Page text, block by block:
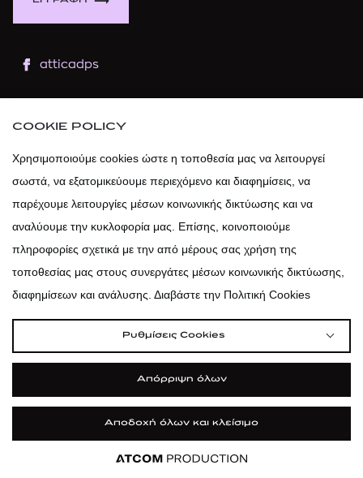
atticadps
atticadps
| Πολιτική Cookies | Κώδικας Δεοντολογίας
Προστασία Προσωπικών Δεδομένων
COOKIE POLICY
Χρησιμοποιούμε cookies ώστε η τοποθεσία μας να λειτουργεί
σωστά, να εξατομικεύουμε περιεχόμενο και διαφημίσεις, να
παρέχουμε λειτουργίες μέσων κοινωνικής δικτύωσης και να
αναλύουμε την κυκλοφορία μας. Επίσης, κοινοποιούμε
πληροφορίες σχετικά με την από μέρους σας χρήση της
τοποθεσίας μας στους συνεργάτες μέσων κοινωνικής δικτύωσης,
διαφημίσεων και ανάλυσης. Διαβάστε την Πολιτική Cookies
Ρυθμίσεις Cookies
Απόρριψη όλων
Αποδοχή όλων και κλείσιμο